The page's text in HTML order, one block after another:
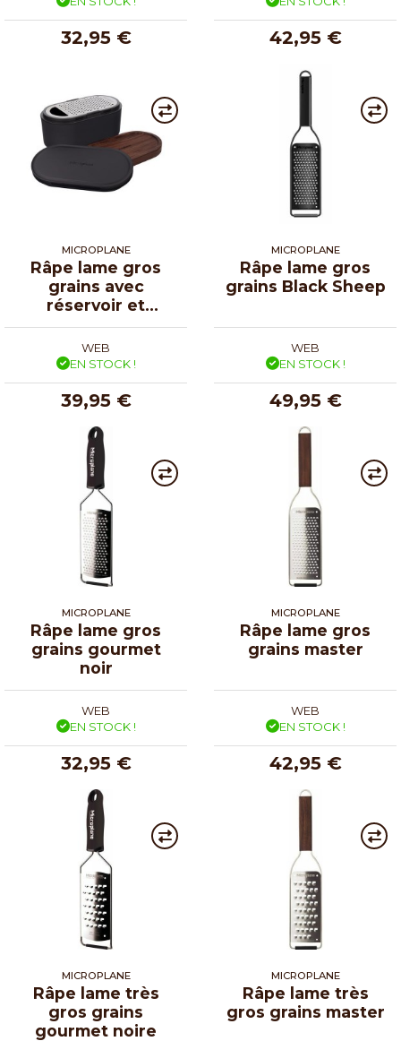
32,95 € 42,95 €
MICROPLANE
Râpe lame gros
grains avec
réservoir et
couvercles
WEB
EN STOCK !
39,95 €
MICROPLANE
Râpe lame gros
grains Black Sheep
WEB
EN STOCK !
49,95 €
MICROPLANE
Râpe lame gros
grains gourmet
noir
WEB
EN STOCK !
32,95 €
MICROPLANE
Râpe lame gros
grains master
WEB
EN STOCK !
42,95 €
MICROPLANE
Râpe lame très
gros grains
gourmet noire
MICROPLANE
Râpe lame très
gros grains master